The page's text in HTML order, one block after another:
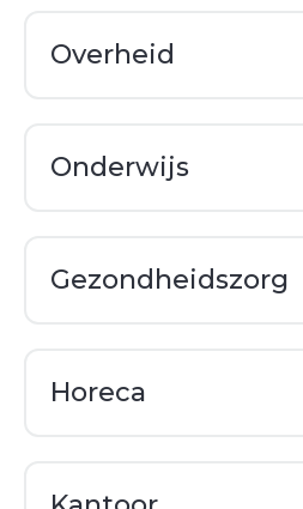
Overheid
Onderwijs
Gezondheidszorg
Horeca